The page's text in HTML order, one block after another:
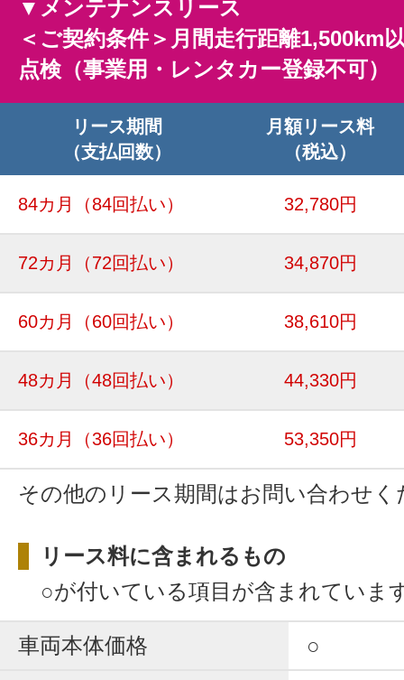
▼メンテナンスリース
＜ご契約条件＞月間走行距離1,500km
点検（事業用・レンタカー登録不可）
リース期間
（支払回数）
月額リース料
（税込）
84カ月 （84回払い） 32,780円
72カ月 （72回払い） 34,870円
60カ月 （60回払い） 38,610円
48カ月 （48回払い） 44,330円
36カ月 （36回払い） 53,350円
その他のリース期間はお問い合わせく
リース料に含まれるもの
○が付いている項目が含まれていま
車両本体価格
○